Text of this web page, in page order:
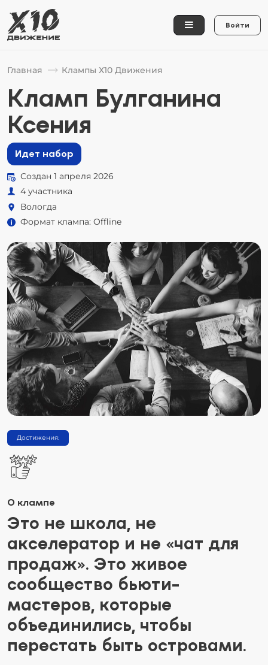
Войти
Главная Клампы Х10 Движения
Кламп Булганина
Ксения
Идет набор
Создан 1 апреля 2026
4 участника
Вологда
Формат клампа: Offline
Достижения:
О клампе
Это не школа, не
акселератор и не «чат для
продаж». Это живое
сообщество бьюти-
мастеров, которые
объединились, чтобы
перестать быть островами.